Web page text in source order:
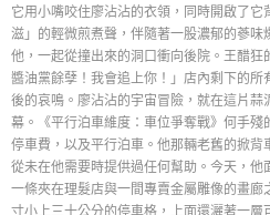
它用小嘴咬住廖沾沾的衣領，同時開啟了
滋」的輕微煎煮聲，伴隨著一股濃郁的蔘
他，一起從撞出來的洞口衝向後院。王醋狂
醬油黨餘孽！我會追上你！」店內剩下的
後的哀鳴。廖沾沾的宇宙冒險，就在這片
幕。《平行泊車維度：車位爭奪戰》何手殘
停車費，以及平行泊車。他那輛老舊的掀背
從未在他需要時提供過任何幫助。今天，他
一條夾在理髮店與一間專賣金屬雕像的畫
寸小上三十公分的停車格，上面還灑著一